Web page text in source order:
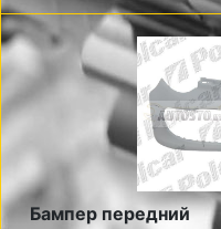
Бампер передний